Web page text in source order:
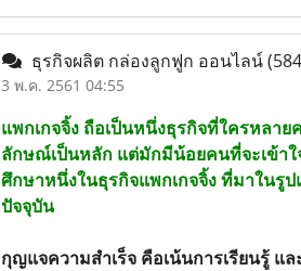
ธุรกิจผลิต กล่องลูกฟูก ออนไลน์
3 พ.ค. 2561 04:55
แพกเกจจิ้ง ถือเป็นหนึ่งธุรกิจที่ใครหลา
ลักษณ์เป็นหลัก แต่มักมีน้อยคนที่จะเข้าใ
ศึกษาหนึ่งในธุรกิจแพกเกจจิ้ง ที่มาในรู
ปัจจุบัน
กุญแจความสำเร็จ คือเน้นการเรียนรู้ แ